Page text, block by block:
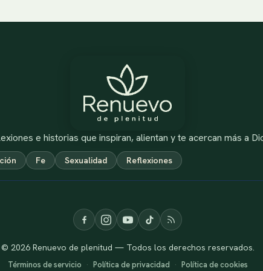
e historias que inspiran, alientan y te acercan más a
Fe Sexualidad Reflexiones
© 2026 Renuevo de plenitud — Todos los derechos reservados.
Términos de servicio · Política de privacidad · Política de cookies